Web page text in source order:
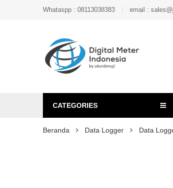
Whataspp : 08113038383 email :
CATEGORIES
Beranda Data Logger Data